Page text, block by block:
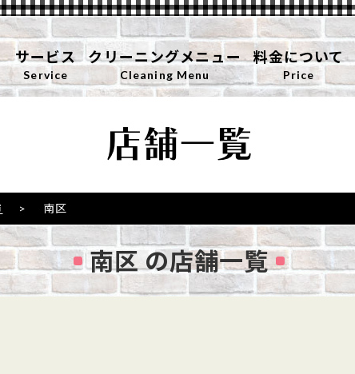
サービス
Service
クリーニングメニュー
Cleaning Menu
料金について
Price
> 南区
南区 の店舗一覧